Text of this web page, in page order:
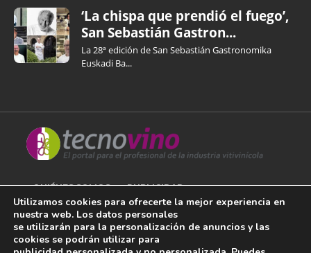
‘La chispa que prendió el fuego’,
San Sebastián Gastron...
La 28ª edición de San Sebastián Gastronomika
Euskadi Ba...
QUIÉNES SOMOS PUBLICIDAD
AVISO LEGAL
POLÍTICA DE COOKIES
Utilizamos cookies para ofrecerte la mejor experiencia en
nuestra web. Los datos personales
se utilizarán para la personalización de anuncios y las
cookies se podrán utilizar para